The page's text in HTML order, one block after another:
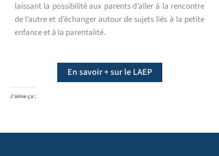
laissant la possibilité aux parents d’aller à la rencontre
de l’autre et d’échanger autour de sujets liés à la petite
enfance et à la parentalité.
En savoir + sur le LAEP
J’aime ça :